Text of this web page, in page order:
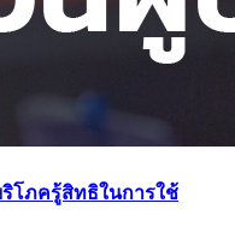
โภครู้สิทธิในการใช้